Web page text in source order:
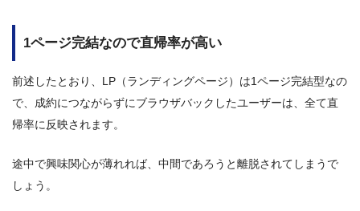
1ページ完結なので直帰率が高い
前述したとおり、LP（ランディングページ）は1ページ完結型なの
で、成約につながらずにブラウザバックしたユーザーは、全て直
帰率に反映されます。
途中で興味関心が薄れれば、中間であろうと離脱されてしまうで
しょう。